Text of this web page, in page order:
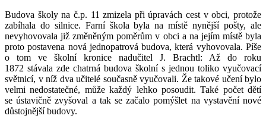
Budova školy na č.p. 11 zmizela při úpravách cest v obci, protože
zabíhala do silnice. Farní škola byla na místě nynější pošty, ale
nevyhovovala již změněným poměrům v obci a na jejím místě byla
proto postavena nová jednopatrová budova, která vyhovovala. Píše
o tom ve školní kronice nadučitel J. Brachtl: Až do roku
1872 stávala zde chatrná budova školní s jednou toliko vyučovací
světnicí, v níž dva učitelé současně vyučovali. Že takové učení bylo
velmi nedostatečné, může každý lehko posoudit. Také počet dětí
se ústavičně zvyšoval a tak se začalo pomýšlet na vystavění nové
důstojnější budovy.